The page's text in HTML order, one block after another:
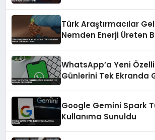
Türk Araştırmacılar
Nemden Enerji Üreten
WhatsApp’a Yeni
Günlerini Tek Ekranda
Google Gemini Spark
Kullanıma Sunuldu